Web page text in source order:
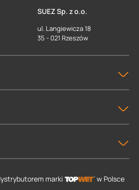
SUEZ Sp. z o.o.
ul. Langiewicza 18
35 - 021 Rzeszów
marki w Polsce